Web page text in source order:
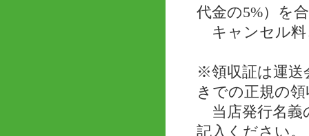
代金の5%）を
キャンセル料
※領収証は運送
きでの正規の
当店発行名義
記入ください